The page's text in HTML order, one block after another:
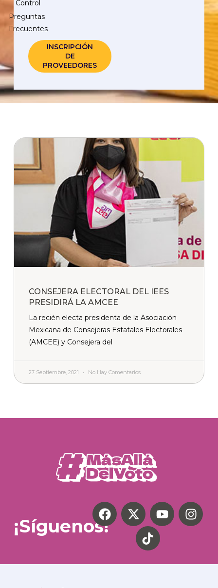
Control
Preguntas
Frecuentes
INSCRIPCIÓN
DE
PROVEEDORES
CONSEJERA ELECTORAL DEL IEES
PRESIDIRÁ LA AMCEE
La recién electa presidenta de la Asociación
Mexicana de Consejeras Estatales Electorales
(AMCEE) y Consejera del
27 Septiembre, 2021 No Hay Comentarios
¡Síguenos!